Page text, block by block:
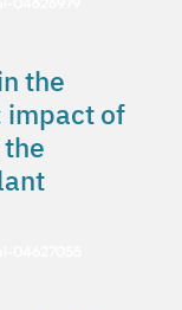
the
impact of